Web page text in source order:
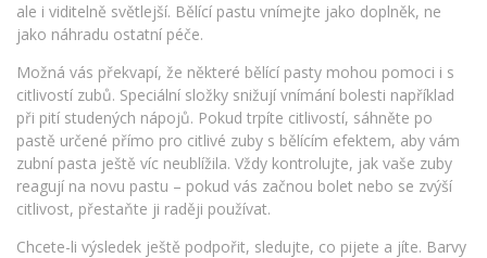
ale i viditelně světlejší. Bělící pastu vnímejte jako doplněk, ne
jako náhradu ostatní péče.
Možná vás překvapí, že některé bělící pasty mohou pomoci i s
citlivostí zubů. Speciální složky snižují vnímání bolesti například
při pití studených nápojů. Pokud trpíte citlivostí, sáhněte po
pastě určené přímo pro citlivé zuby s bělícím efektem, aby vám
zubní pasta ještě víc neublížila. Vždy kontrolujte, jak vaše zuby
reagují na novu pastu – pokud vás začnou bolet nebo se zvýší
citlivost, přestaňte ji raději používat.
Chcete-li výsledek ještě podpořit, sledujte, co pijete a jíte. Barvy